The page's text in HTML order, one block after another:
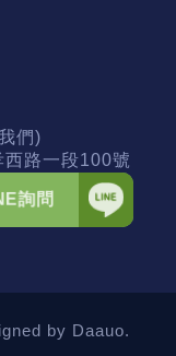
們)
路一段100號
詢問
by Daauo.